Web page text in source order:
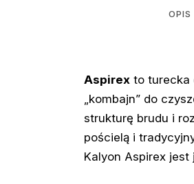
OPIS
Aspirex to turecka
„kombajn” do
strukturę brudu i
pościelą i
Kalyon Aspirex jest